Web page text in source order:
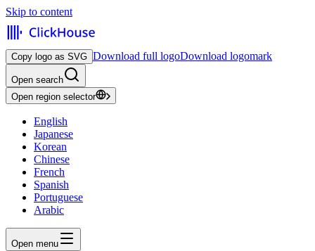
Skip to content
Copy logo as SVG Download full logoDownload logomark
Open search
Open region selector
English
Japanese
Korean
Chinese
French
Spanish
Portuguese
Arabic
Open menu